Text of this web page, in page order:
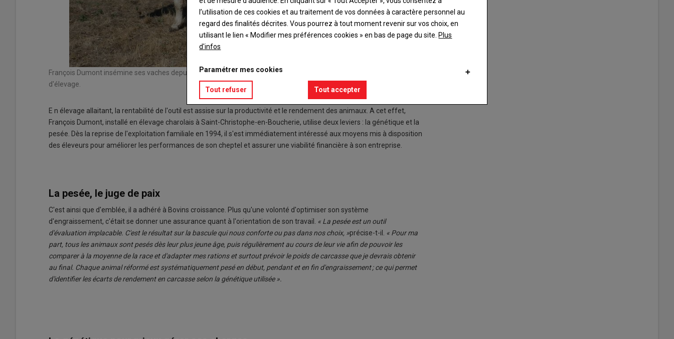
François Dumont insémine ses vaches depuis 2013, une orientation choisie avant tout pour optimiser son système
d'élevage.
E n élevage allaitant, la rentabilité de l'outil est assise sur la productivité et le rendement des animaux. A cet effet,
François Dumont, installé en élevage charolais à Saint-Christophe-en-Boucherie, utilise deux leviers : la génétique et la
pesée. Dès la reprise de l'exploitation familiale en 1994, il s'est immédiatement intéressé aux moyens mis à disposition
des éleveurs pour améliorer les performances de son cheptel et assurer une viabilité financière à son entreprise.
La pesée, le juge de paix
C'est ainsi que d'emblée, il a adhéré à Bovins croissance. Plus qu'une volonté d'optimiser son système
d'engraissement, c'était se donner une assurance quant à l'orientation de son travail. « La pesée est un outil
d'évaluation implacable. C'est le résultat sur la bascule qui nous conforte ou pas dans nos choix, »précise-t-il. « Pour ma
part, tous les animaux sont pesés dès leur plus jeune âge, puis régulièrement au cours de leur vie afin de pouvoir les
comparer à la moyenne de la race et d'adapter mes rations et surtout prévoir le poids de carcasse que je devrais obtenir
au final. Chaque animal réformé est systématiquement pesé en début, pendant et en fin d'engraissement ; ce qui permet
d'identifier les écarts de rendement en carcasse selon la génétique utilisée ».
l’utilisation de ces cookies et au traitement de vos données à caractère personnel au
regard des finalités décrites. Vous pourrez à tout moment revenir sur vos choix, en
utilisant le lien « Modifier mes préférences cookies » en bas de page du site. Plus
d'infos
Paramétrer mes cookies
Tout refuser Tout accepter